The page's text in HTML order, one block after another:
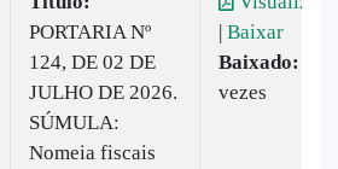
PORTARIA Nº
124, DE 02 DE
JULHO DE 2026.
SÚMULA:
Nomeia fiscais
| Baixar
Baixado:
vezes